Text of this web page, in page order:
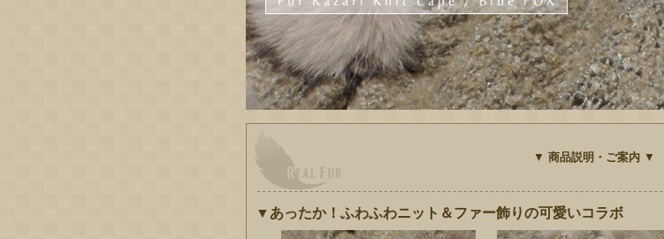
▼ 商品説明・ご案内 ▼
▼あったか！ふわふわニット＆ファー飾りの可愛いコラボ